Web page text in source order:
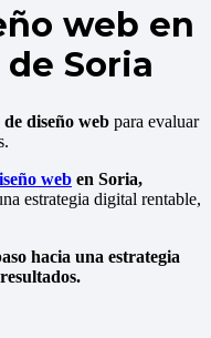
web en
Soria
diseño web para evaluar
web en Soria,
estrategia digital rentable,
hacia una estrategia